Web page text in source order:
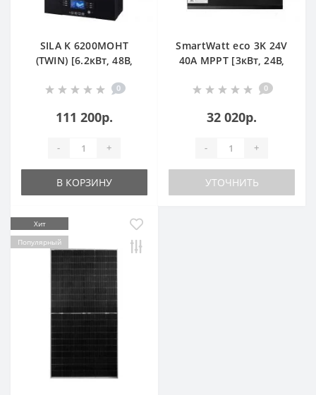
SILA K 6200MOHT
(TWIN) [6.2кВт, 48В,
High Voltage]0
111 200р.
- +
В КОРЗИНУ
SmartWatt eco 3K 24V
40A MPPT [3кВт, 24В,
0
32 020р.
- +
УТОЧНИТЬ
Хит
Популярный